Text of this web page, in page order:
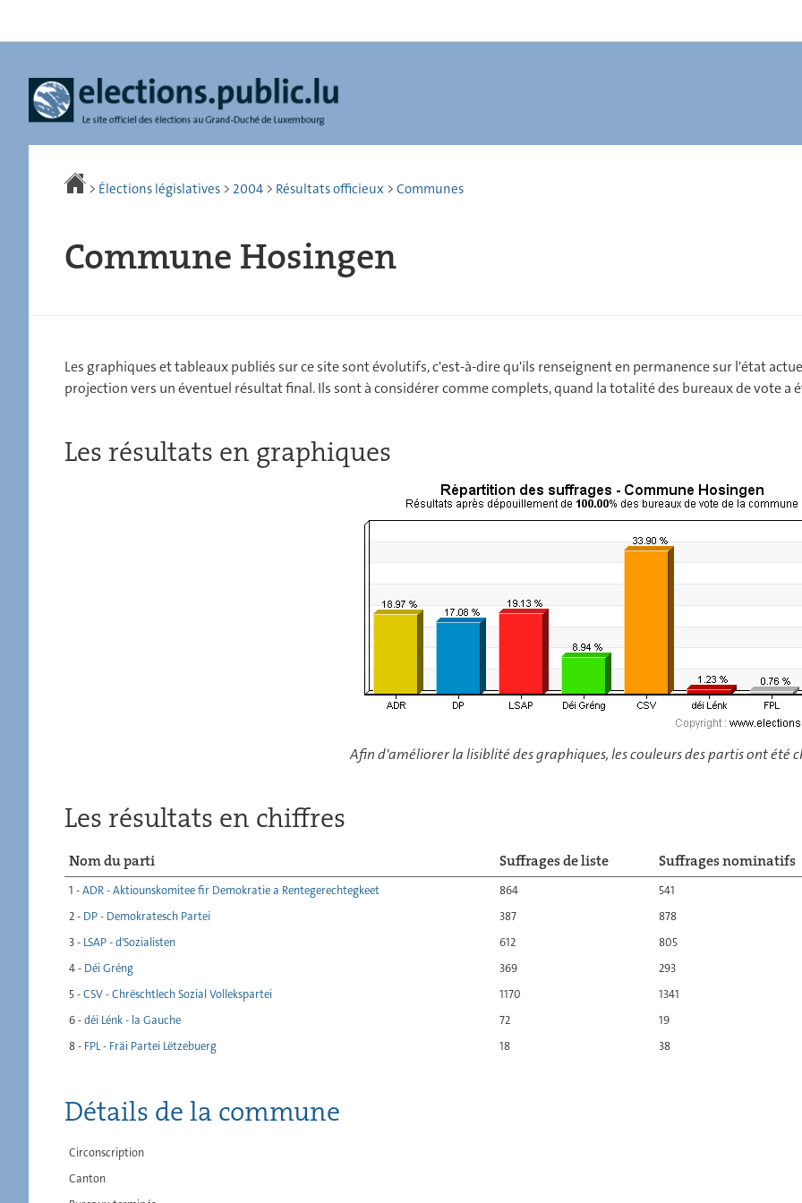
navigation
> Élections législatives > 2004 > Résultats officieux > Communes
Commune Hosingen
Les graphiques et tableaux publiés sur ce site sont évolutifs, c'est-à-dire qu'ils renseignent en permanence sur l'état
projection vers un éventuel résultat final. Ils sont à considérer comme complets, quand la totalité des bureaux de vote a
Les résultats en graphiques
Afin d'améliorer la lisiblité des graphiques, les couleurs des partis ont été
Les résultats en chiffres
Nom du parti Suffrages de liste Suffrages nominatifs
1 -ADR - Aktiounskomitee fir Demokratie a Rentegerechtegkeet 864 541
2 - DP - Demokratesch Partei 387 878
3 - LSAP - d'Sozialisten 612 805
4 - Déi Gréng 369 293
5 -CSV - Chrëschtlech Sozial Vollekspartei 1170 1341
6 -déi Lénk - la Gauche 72 19
8 - FPL - Fräi Partei Lëtzebuerg 18 38
Détails de la commune
Circonscription
Canton